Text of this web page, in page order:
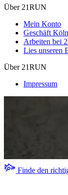
Über 21RUN
Mein Konto
Geschäft Köln
Arbeiten bei
Lies unseren
Über 21RUN
Impressum
Finde den